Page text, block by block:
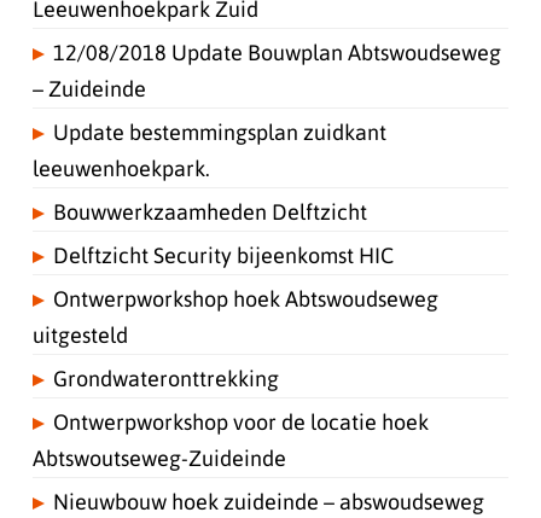
Leeuwenhoekpark Zuid
12/08/2018 Update Bouwplan Abtswoudseweg
– Zuideinde
Update bestemmingsplan zuidkant
leeuwenhoekpark.
Bouwwerkzaamheden Delftzicht
Delftzicht Security bijeenkomst HIC
Ontwerpworkshop hoek Abtswoudseweg
uitgesteld
Grondwateronttrekking
Ontwerpworkshop voor de locatie hoek
Abtswoutseweg-Zuideinde
Nieuwbouw hoek zuideinde – abswoudseweg